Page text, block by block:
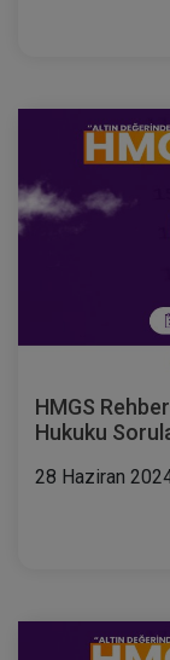
HMGS
Hukuku
28 Haziran